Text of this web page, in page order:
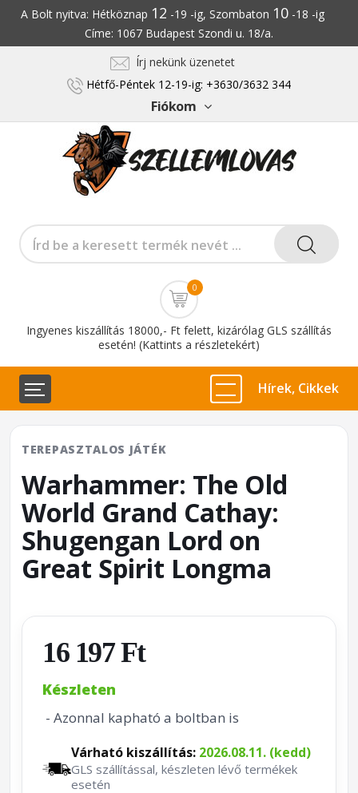
A Bolt nyitva: Hétköznap 12 -19 -ig, Szombaton 10-18 -ig
Címe: 1067 Budapest Szondi u. 18/a.
Írj nekünk üzenetet
Hétfő-Péntek 12-19-ig: +3630/3632 344
Fiókom
0
Ingyenes kiszállítás 18000,- Ft felett, kizárólag GLS szállítás
esetén! (Kattints a részletekért)
Hírek, Cikkek
TEREPASZTALOS JÁTÉK
Warhammer: The Old
World Grand Cathay:
Shugengan Lord on
Great Spirit Longma
16 197 Ft
Készleten
- Azonnal kapható a boltban is
Várható kiszállítás: 2026.08.11. (kedd)
GLS szállítással, készleten lévő termékek
esetén